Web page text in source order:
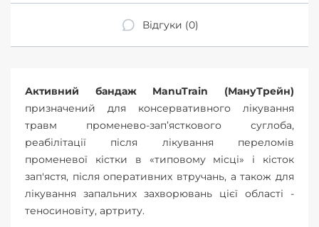
Відгуки (0)
Активний бандаж ManuTrain (МануТрейн)
призначений для консервативного лікування
травм променево-зап’ясткового суглоба,
реабілітації після лікування переломів
променевої кістки в «типовому місці» і кісток
зап'ястя, після оперативних втручань, а також для
лікування запальних захворювань цієї області -
теносиновіту, артриту.